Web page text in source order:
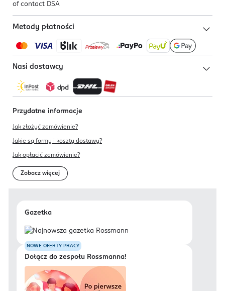
of contact DSA
Metody płatności
Nasi dostawcy
Przydatne informacje
Jak złożyć zamówienie?
Jakie są formy i koszty dostawy?
Jak opłacić zamówienie?
Zobacz więcej
Gazetka
NOWE OFERTY PRACY
Dołącz do zespołu Rossmanna!